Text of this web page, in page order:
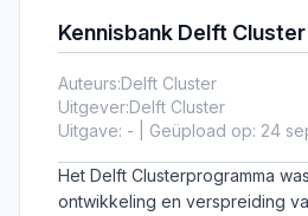
Kennisbank Delft Cluster
Auteurs:Delft Cluster
Uitgever:Delft Cluster
Uitgave: - | Geüpload op: 24
Het Delft Clusterprogramma
ontwikkeling en verspreiding